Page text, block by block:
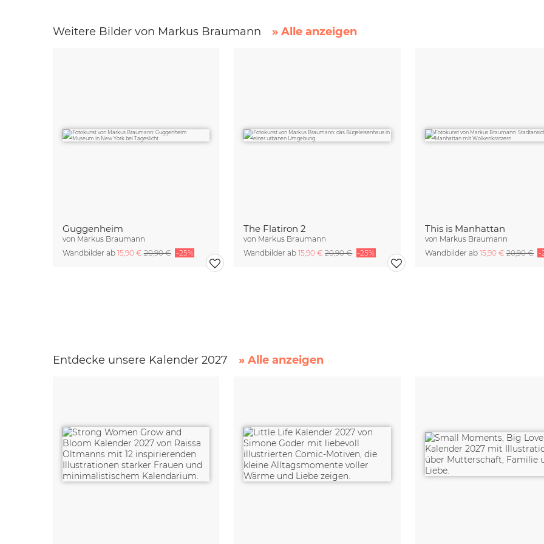
Weitere Bilder von Markus Braumann » Alle anzeigen
Guggenheim
von Markus Braumann
Wandbilder ab 15,90 €20,90 € -25%
The Flatiron 2
von Markus Braumann
Wandbilder ab15,90 €20,90 € -25%
This is Manhattan
von Markus Braumann
Wandbilder ab 15,90 € 20,90 € -
Entdecke unsere Kalender 2027 » Alle anzeigen